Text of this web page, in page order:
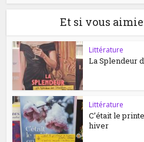
Et si vous
Littérature
La Splendeur
Littérature
C’était le
hiver